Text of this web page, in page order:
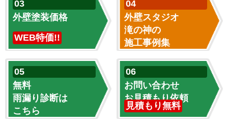
外壁塗装価格
WEB特価!!
外壁スタジオ
滝の神の
施工事例集
無料
雨漏り診断は
こちら
お問い合わせ
お見積もり依頼
見積もり無料